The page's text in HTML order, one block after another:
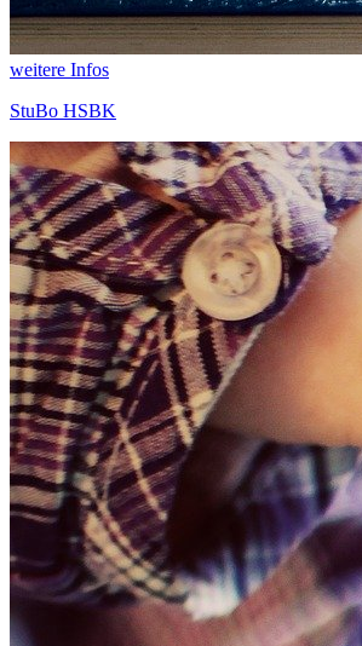
weitere Infos
StuBo HSBK